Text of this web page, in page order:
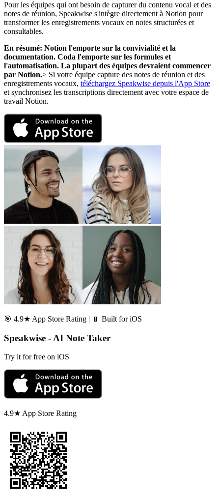
Pour les équipes qui ont besoin de capturer du contenu vocal et des
notes de réunion, Speakwise s'intègre directement à Notion pour
transformer les enregistrements vocaux en notes structurées et
consultables.
En résumé: Notion l'emporte sur la convivialité et la
documentation. Coda l'emporte sur les formules et
l'automatisation. La plupart des équipes devraient commencer
par Notion.> Si votre équipe capture des notes de réunion et des
enregistrements vocaux, téléchargez Speakwise depuis l'App Store
et synchronisez les transcriptions directement avec votre espace de
travail Notion.
🎯 4.9★ App Store Rating | 📱 Built for iOS
Speakwise - AI Note Taker
Try it for free on iOS
4.9★ App Store Rating